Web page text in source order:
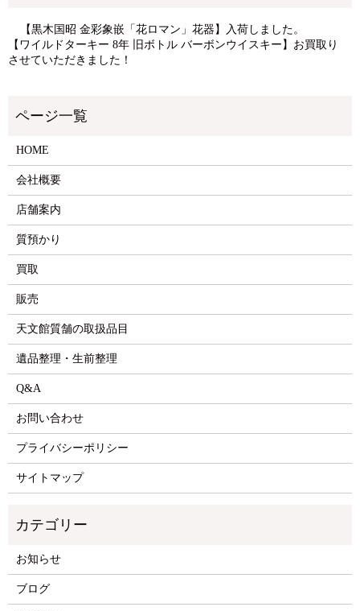
【黒木国昭 金彩象嵌「花ロマン」花器】入荷しました。
【ワイルドターキー 8年 旧ボトル バーボンウイスキー】お買取り
させていただきました！
HOME
会社概要
店舗案内
質預かり
買取
販売
天文館質舗の取扱品目
遺品整理・生前整理
Q&A
お問い合わせ
プライバシーポリシー
サイトマップ
お知らせ
ブログ